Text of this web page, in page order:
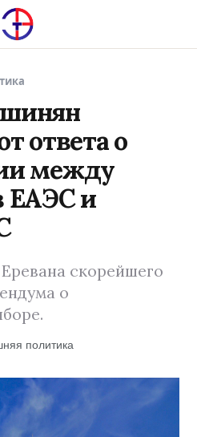
ответа о
между
ЕАЭС и
скорейшего
о
политика